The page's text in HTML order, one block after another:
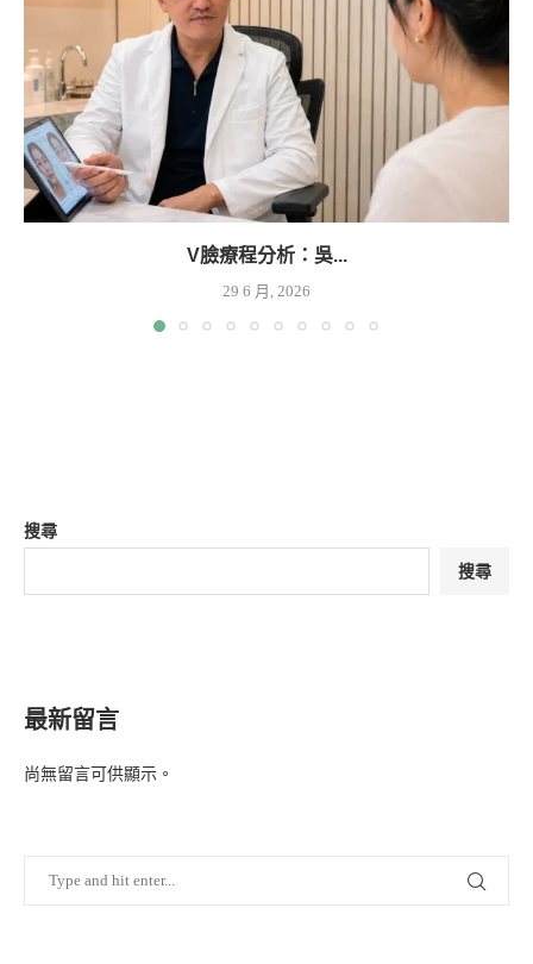
V臉療程分析：吳...
29 6 月, 2026
搜尋
搜尋
最新留言
尚無留言可供顯示。